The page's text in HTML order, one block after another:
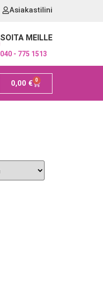
Asiakastilini
SOITA MEILLE
040 - 775 1513
0,00 € 0